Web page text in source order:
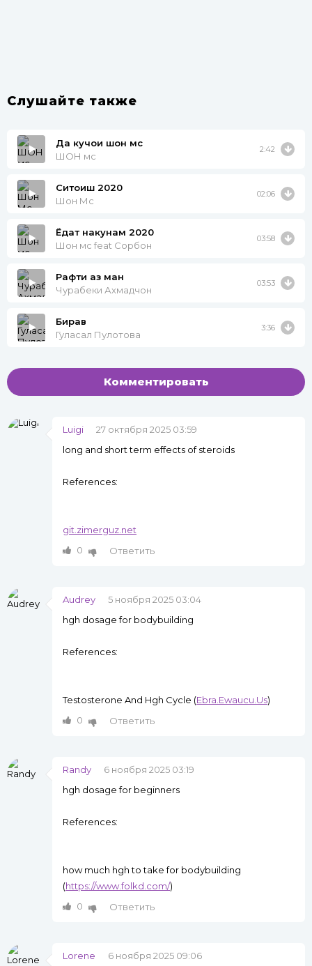
Слушайте также
Да кучои шон мс
ШОН мс
2:42
Ситоиш 2020
Шон Мс
02:06
Ёдат накунам 2020
Шон мс feat Сорбон
03:58
Рафти аз ман
Чурабеки Ахмадчон
03:53
Бирав
Гуласал Пулотова
3:36
Комментировать
Luigi
27 октября 2025 03:59
long and short term effects of steroids
References:
git.zimerguz.net
0
Ответить
Audrey
5 ноября 2025 03:04
hgh dosage for bodybuilding
References:
Testosterone And Hgh Cycle (Ebra.Ewaucu.Us)
0
Ответить
Randy
6 ноября 2025 03:19
hgh dosage for beginners
References:
how much hgh to take for bodybuilding
(https://www.folkd.com/)
0
Ответить
Lorene
6 ноября 2025 09:06